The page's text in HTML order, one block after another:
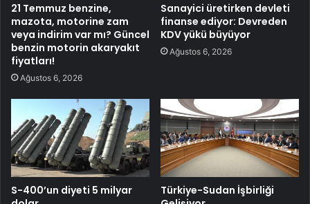
21 Temmuz benzine,
mazota, motorine zam
veya indirim var mı? Güncel
benzin motorin akaryakıt
fiyatları!
Ağustos 6, 2026
Sanayici üretirken devleti
finanse ediyor: Devreden
KDV yükü büyüyor
Ağustos 6, 2026
S-400’un diyeti 5 milyar
Türkiye-Sudan İşbirliği